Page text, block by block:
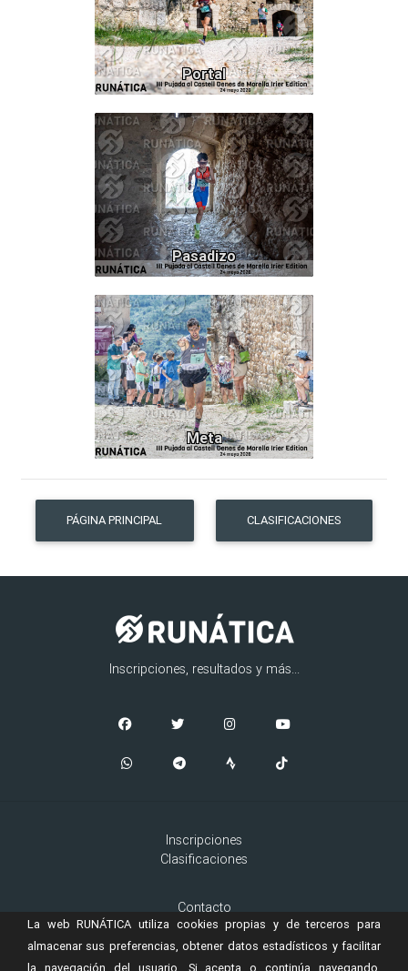
Portal
Pasadizo
267
Meta
287
PÁGINA PRINCIPAL CLASIFICACIONES
Inscripciones, resultados y más...
Inscripciones
Clasificaciones
Contacto
Aviso Legal
Cookies
La web RUNÁTICA utiliza cookies propias y de terceros para
almacenar sus preferencias, obtener datos estadísticos y facilitar